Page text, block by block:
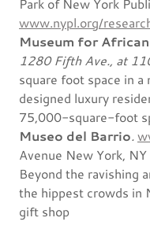
www.nypl.org/
Museum for
1280 Fifth Ave., at
square foot space in
designed luxury
75,000-square-foot
Museo del Barrio.
Avenue New York,
Beyond the ravishing
the hippest crowds in
gift shop